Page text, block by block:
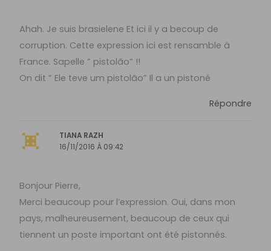
Ahah. Je suis brasielene Et ici il y a becoup de
corruption. Cette expression ici est rensamble à
France. Sapelle ” pistolão” !!
On dit ” Ele teve um pistolão” Il a un pistoné
Répondre
TIANA RAZH
16/11/2016 À 09:42
Bonjour Pierre,
Merci beaucoup pour l’expression. Oui, dans mon
pays, malheureusement, beaucoup de ceux qui
tiennent un poste important ont été pistonnés.